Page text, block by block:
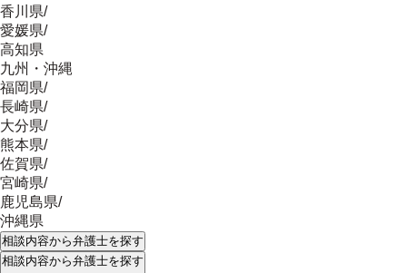
香川県/
愛媛県/
高知県
九州・沖縄
福岡県/
長崎県/
大分県/
熊本県/
佐賀県/
宮崎県/
鹿児島県/
沖縄県
相談内容から弁護士を探す
相談内容から弁護士を探す